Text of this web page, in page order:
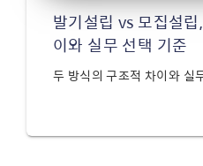
발기설립 vs 모집설
이와 실무 선택 기준
두 방식의 구조적 차이와 실